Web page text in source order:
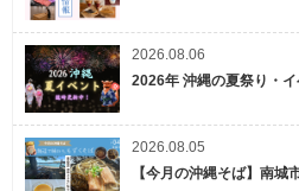
2026.08.06
2026年 沖縄の夏祭り・
2026.08.05
【今月の沖縄そば】南城